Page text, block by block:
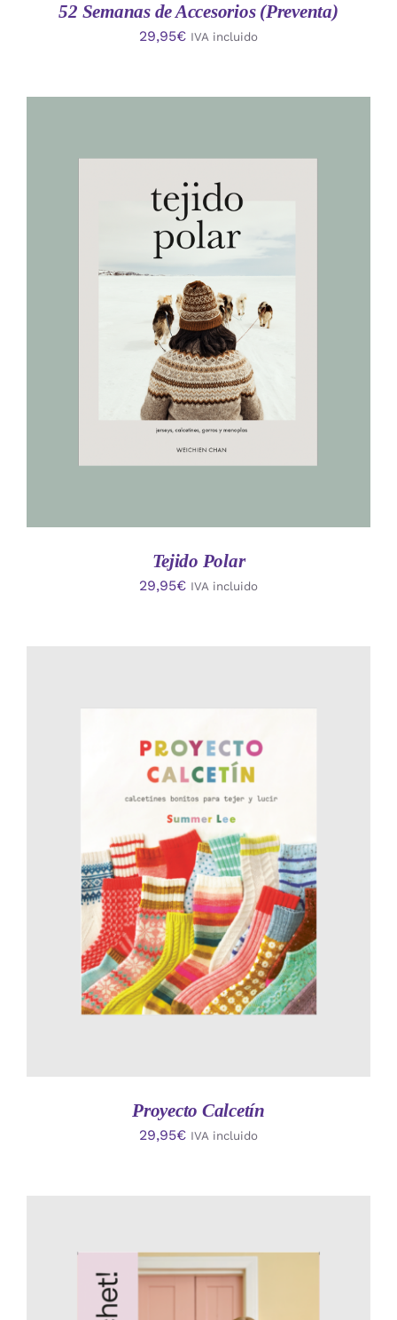
52 Semanas de Accesorios (Preventa)
29,95€ IVA incluido
AÑADIR AL CARRITO
/
Tejido Polar
29,95€ IVA incluido
AÑADIR AL CARRITO
/
DETALLES
Proyecto Calcetín
29,95€ IVA incluido